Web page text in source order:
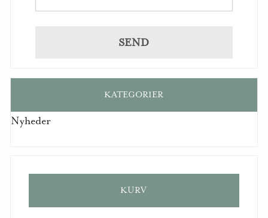
KATEGORIER
Nyheder
KURV